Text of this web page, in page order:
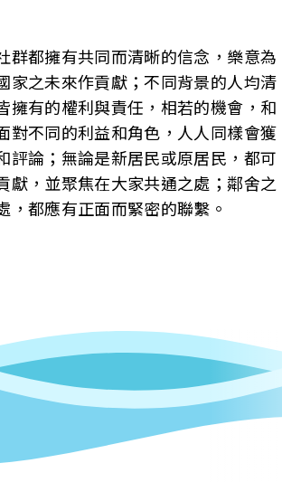
群都擁有共同而清晰的信念，樂意為
家之未來作貢獻；不同背景的人均清
擁有的權利與責任，相若的機會，和
對不同的利益和角色，人人同樣會獲
評論；無論是新居民或原居民，都可
獻，並聚焦在大家共通之處；鄰舍之
，都應有正面而緊密的聯繫。